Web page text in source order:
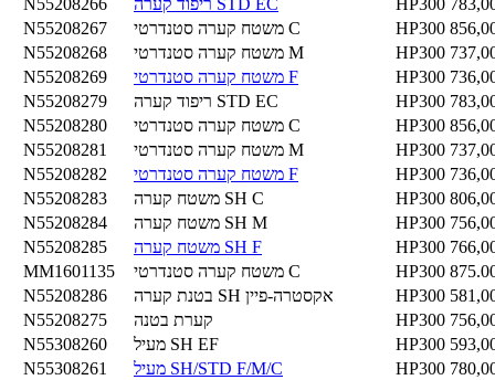
N55208267
משטח קערה סטנדרטי C HP300
N55208268
משטח קערה סטנדרטי M HP300
N55208269
משטח קערה סטנדרטי F HP300
N55208279
ריפוד קערה STD EC HP300
N55208280
משטח קערה סטנדרטי C HP300
N55208281
משטח קערה סטנדרטי M HP300
N55208282
משטח קערה סטנדרטי F HP300
N55208283
משטח קערה SH C HP300
N55208284
משטח קערה SH M HP300
N55208285
משטח קערה SH F HP300
MM1601135
משטח קערה סטנדרטי C HP300
N55208286
בטנת קערה SH אקסטרה-פיין HP300
N55208275
קערת בטנה HP300
N55308260
מעיל SH EF HP300
N55308261
מעיל SH/STD F/M/C HP300